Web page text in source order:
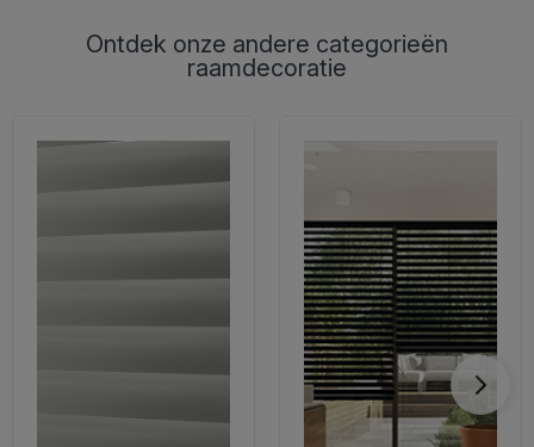
Ontdek onze andere categorieën
raamdecoratie